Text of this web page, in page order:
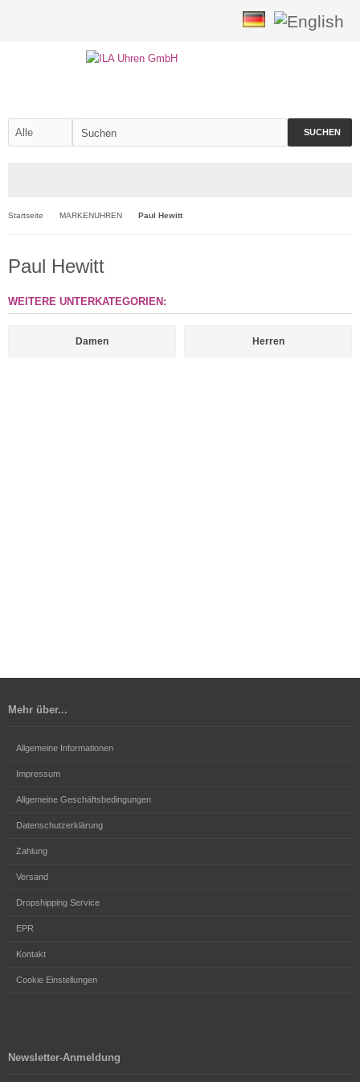
SUCHEN
Startseite MARKENUHREN Paul Hewitt
Paul Hewitt
WEITERE UNTERKATEGORIEN:
Damen Herren
Mehr über...
Allgemeine Informationen
Impressum
Allgemeine Geschäftsbedingungen
Datenschutzerklärung
Zahlung
Versand
Dropshipping Service
EPR
Kontakt
Cookie Einstellungen
Newsletter-Anmeldung